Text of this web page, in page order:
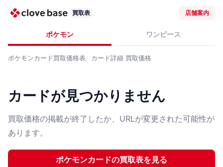
買取表 店舗案内
ポケモン ワンピース
ポケモンカード買取価格表 カード詳細 買取価格
カードが見つかりません
買取価格の掲載が終了したか、URLが変更された可能性が
あります。
ポケモンカードの買取表を見る